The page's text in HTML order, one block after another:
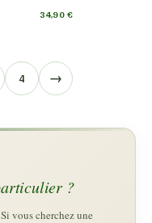
34,90€
4 →
?
vous cherchez une